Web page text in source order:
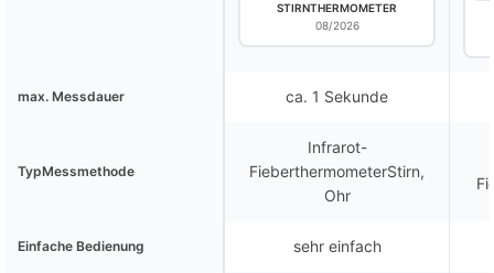
STIRNTHERMOMETER
08/2026
max. Messdauer ca. 1 Sekunde
TypMessmethode
Infrarot-
FieberthermometerStirn,
Ohr
Einfache Bedienung sehr einfach